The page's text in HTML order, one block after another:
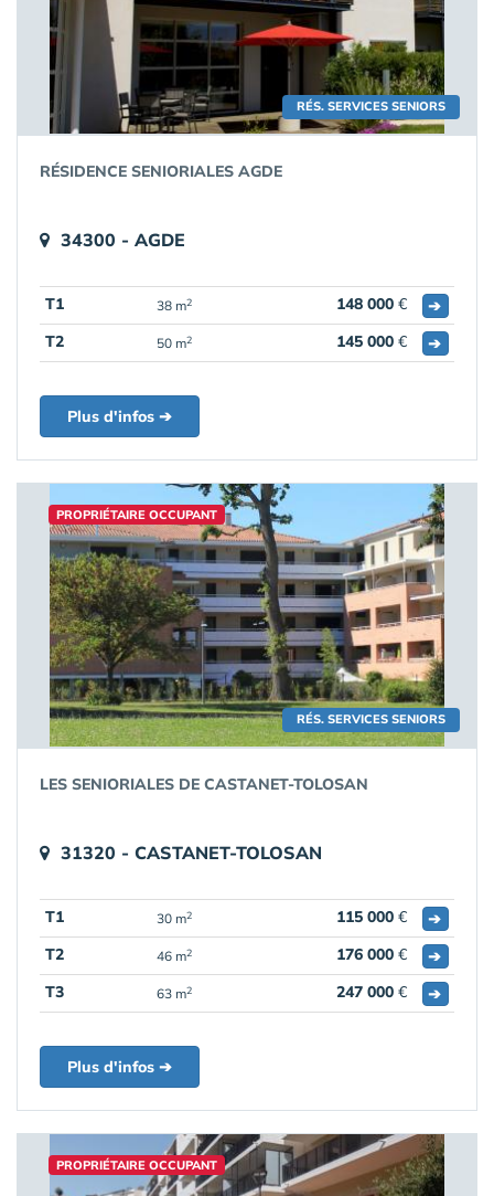
RÉS. SERVICES SENIORS
RÉSIDENCE SENIORIALES AGDE
34300 - AGDE
T1 38 m2 148 000 €
➔
T2
50 m2 145 000 € ➔
Plus d'infos ➔
RÉS. SERVICES SENIORS
PROPRIÉTAIRE OCCUPANT
LES SENIORIALES DE CASTANET-TOLOSAN
31320 - CASTANET-TOLOSAN
T1 30 m2 115 000 €
➔
T2
46 m2 176 000 €
➔
T3
63 m2 247 000 € ➔
Plus d'infos ➔
PROPRIÉTAIRE OCCUPANT